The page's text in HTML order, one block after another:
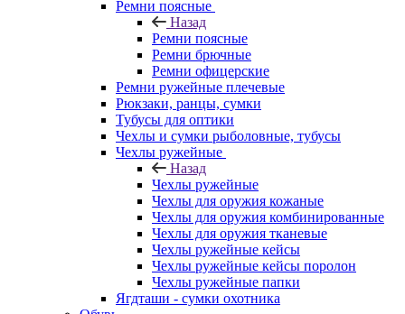
Ремни поясные
Назад
Ремни поясные
Ремни брючные
Ремни офицерские
Ремни ружейные плечевые
Рюкзаки, ранцы, сумки
Тубусы для оптики
Чехлы и сумки рыболовные, тубусы
Чехлы ружейные
Назад
Чехлы ружейные
Чехлы для оружия кожаные
Чехлы для оружия комбинированные
Чехлы для оружия тканевые
Чехлы ружейные кейсы
Чехлы ружейные кейсы поролон
Чехлы ружейные папки
Ягдташи - сумки охотника